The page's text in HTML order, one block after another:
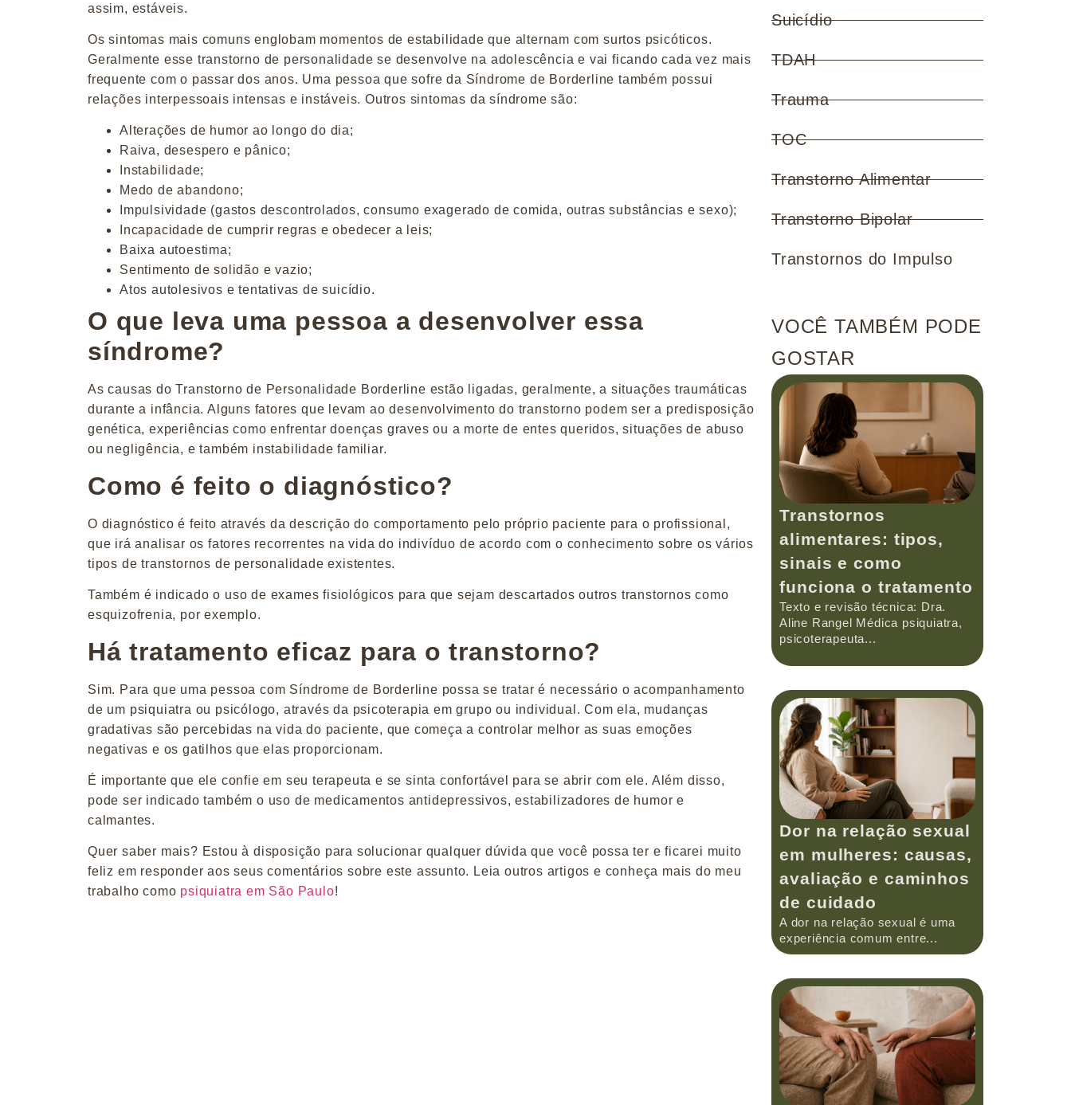
assim, estáveis.
Os sintomas mais comuns englobam momentos de estabilidade que alternam com surtos psicóticos.
Geralmente esse transtorno de personalidade se desenvolve na adolescência e vai ficando cada vez mais
frequente com o passar dos anos. Uma pessoa que sofre da Síndrome de Borderline também possui
relações interpessoais intensas e instáveis. Outros sintomas da síndrome são:
Alterações de humor ao longo do dia;
Raiva, desespero e pânico;
Instabilidade;
Medo de abandono;
Impulsividade (gastos descontrolados, consumo exagerado de comida, outras substâncias e sexo);
Incapacidade de cumprir regras e obedecer a leis;
Baixa autoestima;
Sentimento de solidão e vazio;
Atos autolesivos e tentativas de suicídio.
O que leva uma pessoa a desenvolver essa
síndrome?
As causas do Transtorno de Personalidade Borderline estão ligadas, geralmente, a situações traumáticas
durante a infância. Alguns fatores que levam ao desenvolvimento do transtorno podem ser a predisposição
genética, experiências como enfrentar doenças graves ou a morte de entes queridos, situações de abuso
ou negligência, e também instabilidade familiar.
Como é feito o diagnóstico?
O diagnóstico é feito através da descrição do comportamento pelo próprio paciente para o profissional,
que irá analisar os fatores recorrentes na vida do indivíduo de acordo com o conhecimento sobre os vários
tipos de transtornos de personalidade existentes.
Também é indicado o uso de exames fisiológicos para que sejam descartados outros transtornos como
esquizofrenia, por exemplo.
Há tratamento eficaz para o transtorno?
Sim. Para que uma pessoa com Síndrome de Borderline possa se tratar é necessário o acompanhamento
de um psiquiatra ou psicólogo, através da psicoterapia em grupo ou individual. Com ela, mudanças
gradativas são percebidas na vida do paciente, que começa a controlar melhor as suas emoções
negativas e os gatilhos que elas proporcionam.
É importante que ele confie em seu terapeuta e se sinta confortável para se abrir com ele. Além disso,
pode ser indicado também o uso de medicamentos antidepressivos, estabilizadores de humor e
calmantes.
Quer saber mais? Estou à disposição para solucionar qualquer dúvida que você possa ter e ficarei muito
feliz em responder aos seus comentários sobre este assunto. Leia outros artigos e conheça mais do meu
trabalho como psiquiatra em São Paulo!
Suicídio
TDAH
Trauma
TOC
Transtorno Alimentar
Transtorno Bipolar
Transtornos do Impulso
VOCÊ TAMBÉM PODE
GOSTAR
Transtornos
alimentares: tipos,
sinais e como
funciona o tratamento
Texto e revisão técnica: Dra.
Aline Rangel Médica psiquiatra,
psicoterapeuta...
Dor na relação sexual
em mulheres: causas,
avaliação e caminhos
de cuidado
A dor na relação sexual é uma
experiência comum entre...